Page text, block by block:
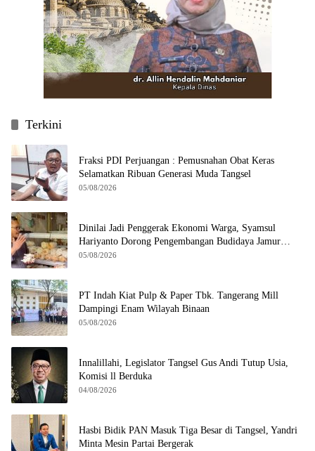
Terkini
Fraksi PDI Perjuangan : Pemusnahan Obat Keras
Selamatkan Ribuan Generasi Muda Tangsel
05/08/2026
Dinilai Jadi Penggerak Ekonomi Warga, Syamsul
Hariyanto Dorong Pengembangan Budidaya Jamur
Crispy di Serpong
05/08/2026
PT Indah Kiat Pulp & Paper Tbk. Tangerang Mill
Dampingi Enam Wilayah Binaan
05/08/2026
Innalillahi, Legislator Tangsel Gus Andi Tutup Usia,
Komisi ll Berduka
04/08/2026
Hasbi Bidik PAN Masuk Tiga Besar di Tangsel, Yandri
Minta Mesin Partai Bergerak